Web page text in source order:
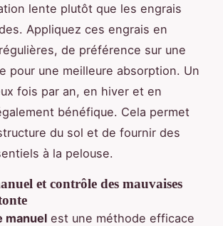
lente plutôt que les engrais
Appliquez ces engrais en
de préférence sur une
pour une meilleure absorption. Un
fois par an, en hiver et en
bénéfique. Cela permet
du sol et de fournir des
à la pelouse.
et contrôle des mauvaises
manuel est une méthode efficace